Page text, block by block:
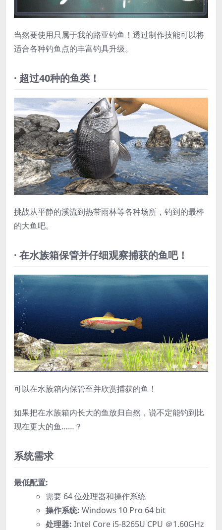
当然要使用只属于我的路亚钓鱼！透过制作技能可以将
适合各种钓鱼点的丰富钓具升级。
· 超过40种的鱼类！
挑战从平静的溪流到热带雨林等各种场所，钓到的最棒
的大鱼吧。
· 在水族箱保管并仔细观察捕获的鱼吧！
可以在水族箱内保管至并欣赏捕获的鱼！
如果把在水族箱内长大的鱼放归自然，说不定能钓到比
现在更大的鱼……？
系统需求
最低配置:
需要 64 位处理器和操作系统
操作系统: Windows 10 Pro 64 bit
处理器: Intel Core i5-8265U CPU ＠1.60GHz